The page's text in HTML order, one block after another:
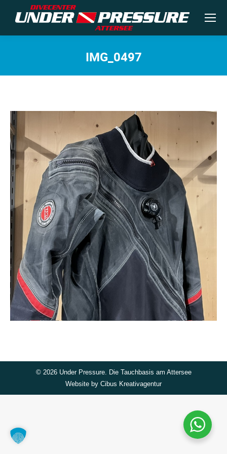
IMG_0497
© 2026 Under Pressure. Die Tauchbasis am Attersee
Website by Cibus Kreativagentur